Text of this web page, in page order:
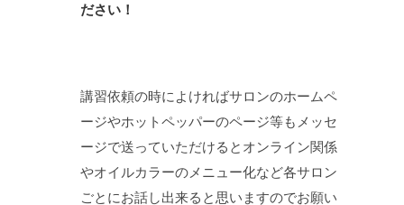
ださい！
講習依頼の時によければサロンのホームペ
ージやホットペッパーのページ等もメッセ
ージで送っていただけるとオンライン関係
やオイルカラーのメニュー化など各サロン
ごとにお話し出来ると思いますのでお願い